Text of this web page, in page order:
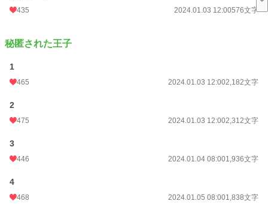
BL
お気に入り
24h.ポイント
435 2024.01.03 12:00576文字
秘匿された王子
1
465 2024.01.03 12:002,182文字
2
475 2024.01.03 12:002,312文字
3
446 2024.01.04 08:001,936文字
4
468 2024.01.05 08:001,838文字